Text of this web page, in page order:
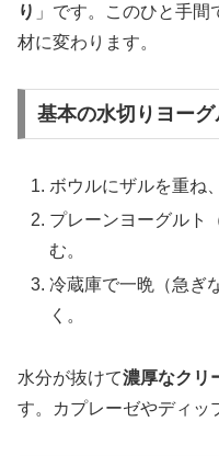
り 」です。このひと手
材に変わります。
基本の水切りヨー
ボウルにザルを重ね
プレーンヨーグルト
む。
冷蔵庫で一晩（急ぎ
く。
水分が抜けて濃厚なクリ
す。カプレーゼやディッ